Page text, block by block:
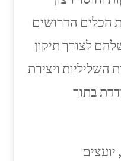
הכלים הדרושים
לצורך תיקון
ויצירת
בתוך